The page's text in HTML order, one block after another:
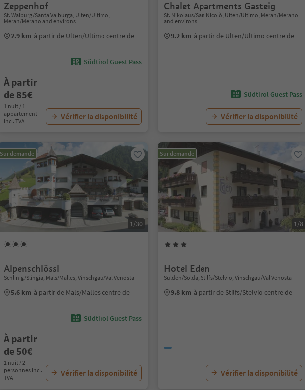
Zeppenhof
St. Walburg/Santa Valburga, Ulten/Ultimo,
Meran/Merano and environs
2.9 km à partir de Ulten/Ultimo centre de
Südtirol Guest Pass
À partir
de 85€
1 nuit / 1
appartement
incl. TVA
Vérifier la disponibilité
Chalet Apartments Gasteig
St. Nikolaus/San Nicolò, Ulten/Ultimo, Meran/Merano
and environs
9.2 km à partir de Ulten/Ultimo centre de
Südtirol Guest Pass
Vérifier la disponibilité
Sur demande
1/30
Alpenschlössl
Schlinig/Slingia, Mals/Malles, Vinschgau/Val Venosta
5.6 km à partir de Mals/Malles centre de
Südtirol Guest Pass
À partir
de 50€
1 nuit / 2
personnes incl.
TVA
Vérifier la disponibilité
Sur demande
1/8
Hotel Eden
Sulden/Solda, Stilfs/Stelvio, Vinschgau/Val Venosta
9.8 km à partir de Stilfs/Stelvio centre de
Vérifier la disponibilité